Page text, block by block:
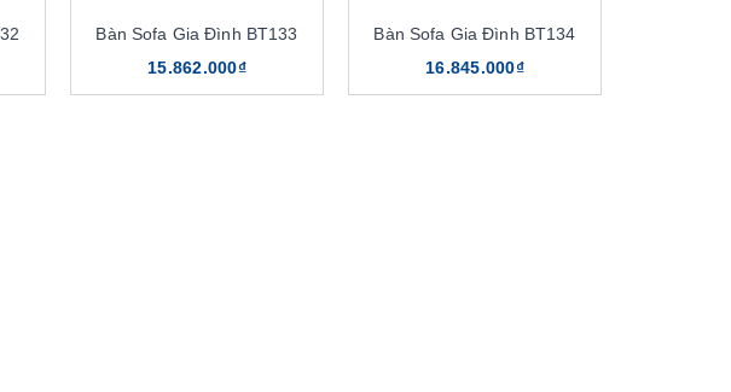
Bàn Sofa Gia Đình BT133
15.862.000₫
Bàn Sofa Gia Đình BT134
16.845.000₫